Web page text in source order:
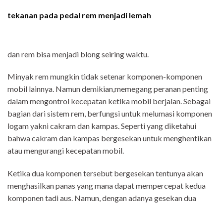
tekanan pada pedal rem menjadi lemah
dan rem bisa menjadi blong seiring waktu.
Minyak rem mungkin tidak setenar komponen-komponen
mobil lainnya. Namun demikian,memegang peranan penting
dalam mengontrol kecepatan ketika mobil berjalan. Sebagai
bagian dari sistem rem, berfungsi untuk melumasi komponen
logam yakni cakram dan kampas. Seperti yang diketahui
bahwa cakram dan kampas bergesekan untuk menghentikan
atau mengurangi kecepatan mobil.
Ketika dua komponen tersebut bergesekan tentunya akan
menghasilkan panas yang mana dapat mempercepat kedua
komponen tadi aus. Namun, dengan adanya gesekan dua